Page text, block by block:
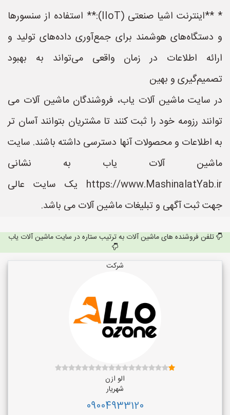
* **اینترنت اشیا صنعتی (IIoT):** استفاده از سنسورها
و دستگاه‌های هوشمند برای جمع‌آوری داده‌های تولید و
ارائه اطلاعات در زمان واقعی می‌تواند به بهبود
تصمیم‌گیری و بهین
در سایت ماشین آلات یاب، فروشندگان ماشین آلات می
توانند رزومه خود را ثبت کنند تا مشتریان بتوانند آسان تر
به اطلاعات و محصولات آنها دسترسی داشته باشند. سایت
ماشین آلات یاب به نشانی
https://www.MashinalatYab.ir یک سایت عالی
جهت ثبت آگهی و تبلیغات ماشین آلات می باشد.
تلفن فروشنده های ماشین آلات به ترتیب ستاره در سایت ماشین آلات یاب
شرکت
الو ازن
شهریار
09004933120